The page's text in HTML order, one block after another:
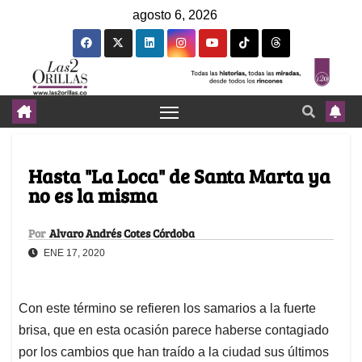
agosto 6, 2026
Hasta "La Loca" de Santa Marta ya
no es la misma
Por Alvaro Andrés Cotes Córdoba
ENE 17, 2020
Con este término se refieren los samarios a la fuerte
brisa, que en esta ocasión parece haberse contagiado
por los cambios que han traído a la ciudad sus últimos